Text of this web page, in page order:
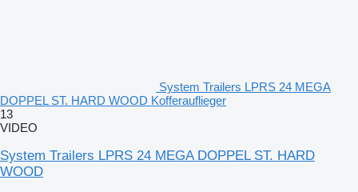
System Trailers LPRS 24 MEGA
DOPPEL ST. HARD WOOD Kofferauflieger
13
VIDEO
System Trailers LPRS 24 MEGA DOPPEL ST. HARD
WOOD